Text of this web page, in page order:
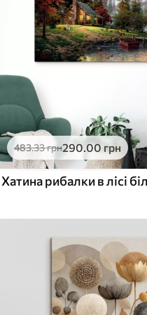
483.33грн290.00 грн